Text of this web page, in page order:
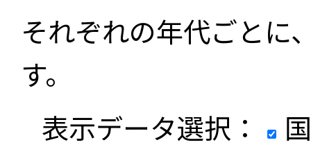
それぞれの年代ごとに
す。
表示データ選択：